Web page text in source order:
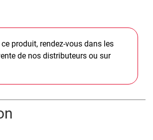
produit, rendez-vous dans les
de nos distributeurs ou sur